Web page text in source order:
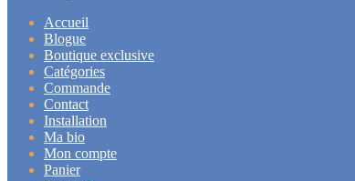
Accueil
Blogue
Boutique exclusive
Catégories
Commande
Contact
Installation
Ma bio
Mon compte
Panier